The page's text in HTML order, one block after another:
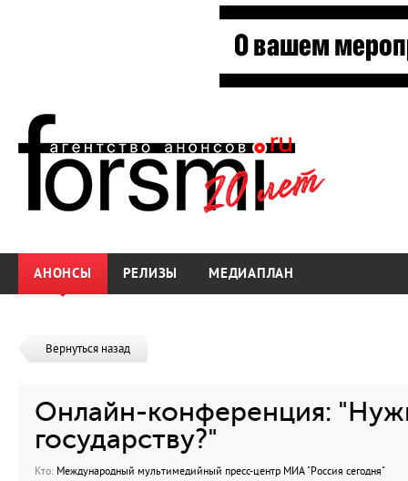
АНОНСЫ РЕЛИЗЫ МЕДИАПЛАН
Вернуться назад
Онлайн-конференция:
государству?"
Кто: Международный мультимедийный пресс-центр МИА "Россия сегодня"